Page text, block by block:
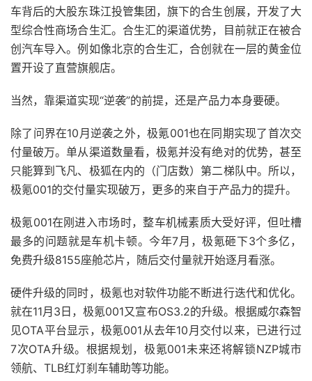
车背后的大股东珠江投管集团，旗下的合生创展，开发了大
型综合性商场合生汇。合生汇的渠道优势，目前就正在被合
创汽车导入。例如像北京的合生汇，合创就在一层的黄金位
置开设了直营旗舰店。
当然，靠渠道实现“逆袭”的前提，还是产品力本身要硬。
除了问界在10月逆袭之外，极氪001也在同期实现了首次交
付量破万。单从渠道数量看，极氪并没有绝对的优势，甚至
只能算到飞凡、极狐在内的（门店数）第二梯队中。所以，
极氪001的交付量实现破万，更多的来自于产品力的提升。
极氪001在刚进入市场时，整车机械素质大受好评，但吐槽
最多的问题就是车机卡顿。今年7月，极氪砸下3个多亿，
免费升级8155座舱芯片，随后交付量就开始逐月看涨。
硬件升级的同时，极氪也对软件功能不断进行迭代和优化。
就在11月3日，极氪001又宣布OS3.2的升级。根据威尔森智
见OTA平台显示，极氪001从去年10月交付以来，已进行过
7次OTA升级。根据规划，极氪001未来还将解锁NZP城市
领航、TLB红灯刹车辅助等功能。